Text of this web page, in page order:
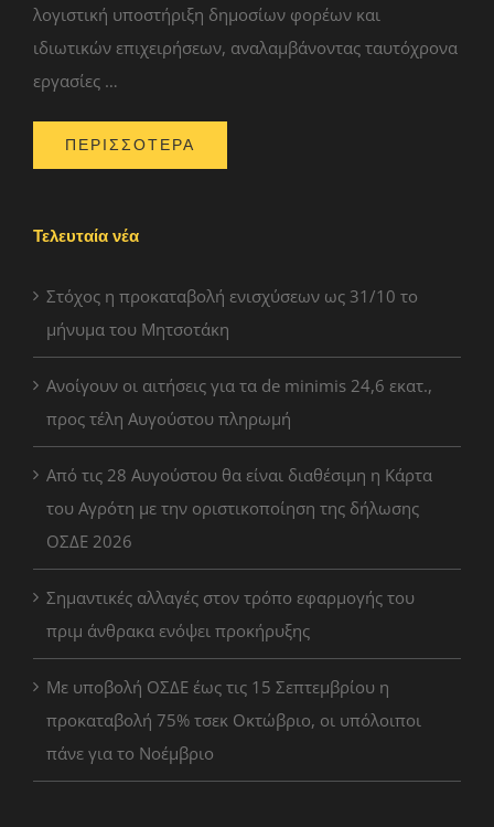
λογιστική υποστήριξη δημοσίων φορέων και
ιδιωτικών επιχειρήσεων, αναλαμβάνοντας ταυτόχρονα
εργασίες …
ΠΕΡΙΣΣΟΤΕΡΑ
Τελευταία νέα
Στόχος η προκαταβολή ενισχύσεων ως 31/10 το
μήνυμα του Μητσοτάκη
Ανοίγουν οι αιτήσεις για τα de minimis 24,6 εκατ.,
προς τέλη Αυγούστου πληρωμή
Από τις 28 Αυγούστου θα είναι διαθέσιμη η Κάρτα
του Αγρότη με την οριστικοποίηση της δήλωσης
ΟΣΔΕ 2026
Σημαντικές αλλαγές στον τρόπο εφαρμογής του
πριμ άνθρακα ενόψει προκήρυξης
Με υποβολή ΟΣΔΕ έως τις 15 Σεπτεμβρίου η
προκαταβολή 75% τσεκ Οκτώβριο, οι υπόλοιποι
πάνε για το Νοέμβριο